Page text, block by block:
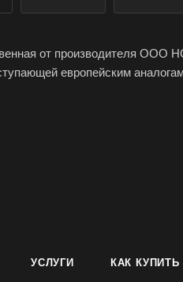
от производителя ООО
европейским
из пищевых материалов
УСЛУГИ КАК КУПИТЬ